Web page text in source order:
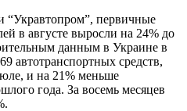
“Укравтопром”, первичные
в августе выросли на 24% до
данным в Украине в
автотранспортных средств,
и на 21% меньше
года. За восемь месяцев